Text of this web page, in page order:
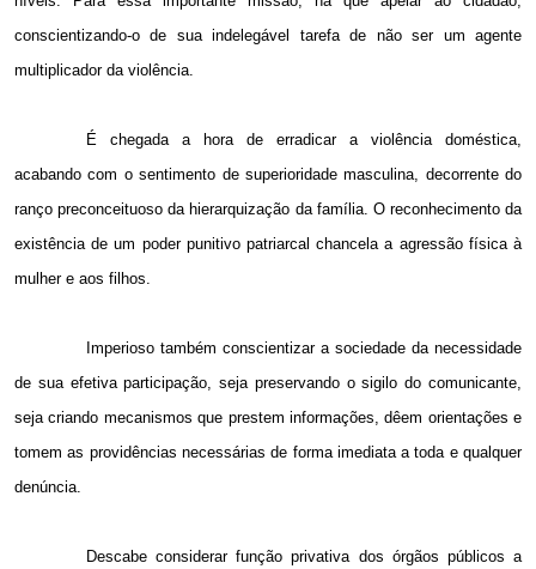
conscientizando-o de sua indelegável tarefa de não ser um agente
multiplicador da violência.
É chegada a hora de erradicar a violência doméstica,
acabando com o sentimento de superioridade masculina, decorrente do
ranço preconceituoso da hierarquização da família. O reconhecimento da
existência de um poder punitivo patriarcal chancela a agressão física à
mulher e aos filhos.
Imperioso também conscientizar a sociedade da necessidade
de sua efetiva participação, seja preservando o sigilo do comunicante,
seja criando mecanismos que prestem informações, dêem orientações e
tomem as providências necessárias de forma imediata a toda e qualquer
denúncia.
Descabe considerar função privativa dos órgãos públicos a